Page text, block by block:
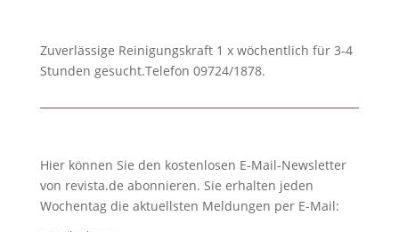
Zuverlässige Reinigungskraft 1 x wöchentlich für 3-4
Stunden gesucht.Telefon 09724/1878.
Hier können Sie den kostenlosen E-Mail-Newsletter
von revista.de abonnieren. Sie erhalten jeden
Wochentag die aktuellsten Meldungen per E-Mail: